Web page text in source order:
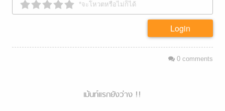
*จะโหวตหรือไม่ก็ได้
Login
0comments
เม้นท์แรกยังว่าง !!